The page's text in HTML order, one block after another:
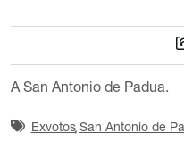
A San Antonio de Padua.
Exvotos San Antonio de